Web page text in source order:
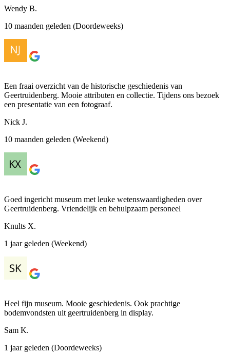
Wendy B.
10 maanden geleden (Doordeweeks)
Een fraai overzicht van de historische geschiedenis van
Geertruidenberg. Mooie attributen en collectie. Tijdens ons bezoek
een presentatie van een fotograaf.
Nick J.
10 maanden geleden (Weekend)
Goed ingericht museum met leuke wetenswaardigheden over
Geertruidenberg. Vriendelijk en behulpzaam personeel
Knults X.
1 jaar geleden (Weekend)
Heel fijn museum. Mooie geschiedenis. Ook prachtige
bodemvondsten uit geertruidenberg in display.
Sam K.
1 jaar geleden (Doordeweeks)